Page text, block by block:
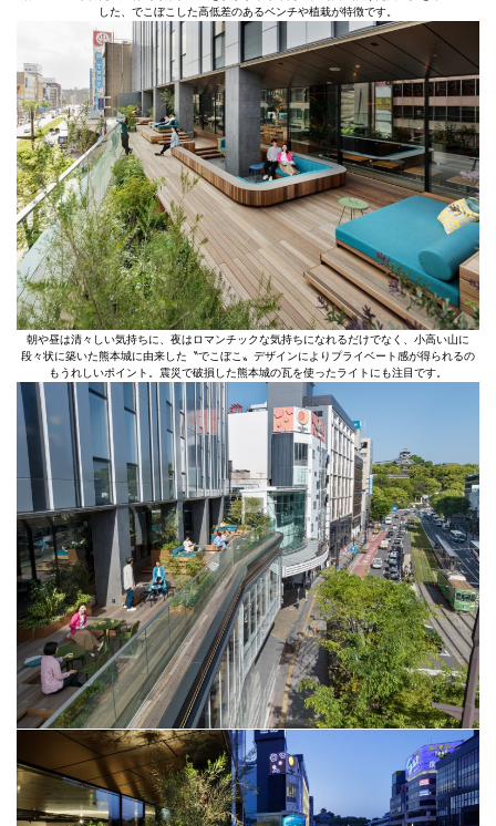
した、でこぼこした高低差のあるベンチや植栽が特徴です。
朝や昼は清々しい気持ちに、夜はロマンチックな気持ちになれるだけでなく、小高い山に
段々状に築いた熊本城に由来した〝でこぼこ〟デザインによりプライベート感が得られるの
もうれしいポイント。震災で破損した熊本城の瓦を使ったライトにも注目です。